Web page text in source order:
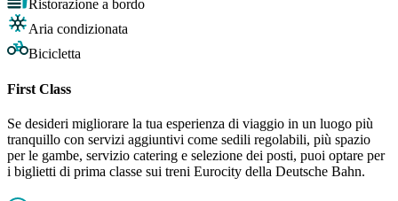
Ristorazione a bordo
Aria condizionata
Bicicletta
First Class
Se desideri migliorare la tua esperienza di viaggio in un luogo più
tranquillo con servizi aggiuntivi come sedili regolabili, più spazio
per le gambe, servizio catering e selezione dei posti, puoi optare per
i biglietti di prima classe sui treni Eurocity della Deutsche Bahn.